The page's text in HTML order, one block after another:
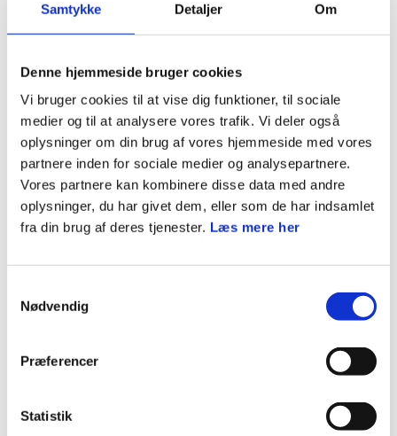
Samtykke Detaljer Om
Denne hjemmeside bruger cookies
Vi bruger cookies til at vise dig funktioner, til sociale
medier og til at analysere vores trafik. Vi deler også
oplysninger om din brug af vores hjemmeside med vores
partnere inden for sociale medier og analysepartnere.
Vores partnere kan kombinere disse data med andre
oplysninger, du har givet dem, eller som de har indsamlet
fra din brug af deres tjenester. Læs mere her
Nødvendig
Præferencer
Statistik
På Gilwell er hele spejdermetoden i spil. Blandt andet ligger vi i lejr i patruljer i